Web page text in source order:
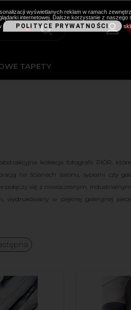
TAPETY
kolekcja fotografii PIÓR,
na ścianach salonu, sypialni czy
się z nowoczesnym,
w pięknej galeryjnej
wyświetlanych reklam w ramach
internetowej. Dalsze korzystanie z naszego
POLITYCE PRYWATNOŚCI